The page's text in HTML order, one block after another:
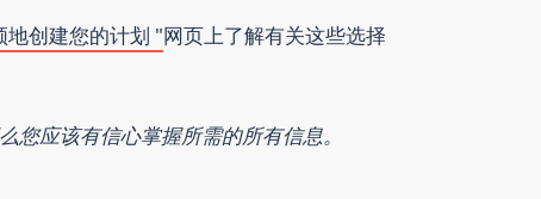
创建您的计划 "网页上了解有关这些选择
您应该有信心掌握所需的所有信息。